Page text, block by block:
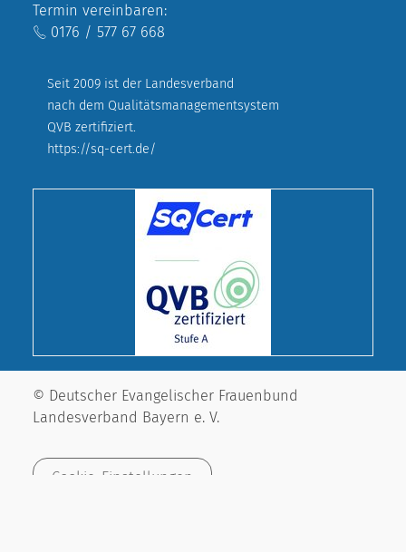
Termin vereinbaren:
0176 / 577 67 668
Seit 2009 ist der Landesverband
nach dem Qualitätsmanagementsystem
QVB zertifiziert.
https://sq-cert.de/
© Deutscher Evangelischer Frauenbund
Landesverband Bayern e. V.
Cookie-Einstellungen